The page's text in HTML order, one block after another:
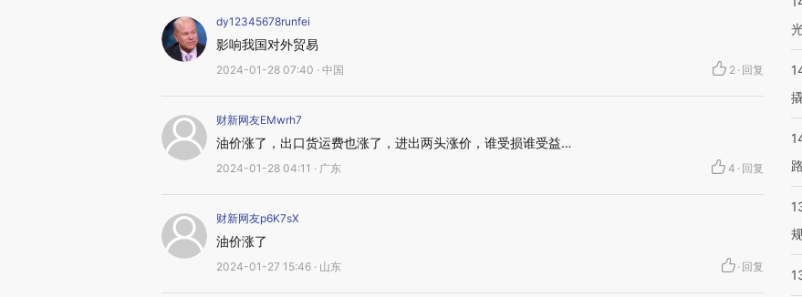
dy12345678runfei
影响我国对外贸易
2024-01-28 07:40 · 中国 2 · 回复
财新网友EMwrh7
油价涨了，出口货运费也涨了，进出两头涨价，谁受损谁受益…
2024-01-28 04:11 · 广东 4 · 回复
财新网友p6K7sX
油价涨了
2024-01-27 15:46 · 山东 · 回复